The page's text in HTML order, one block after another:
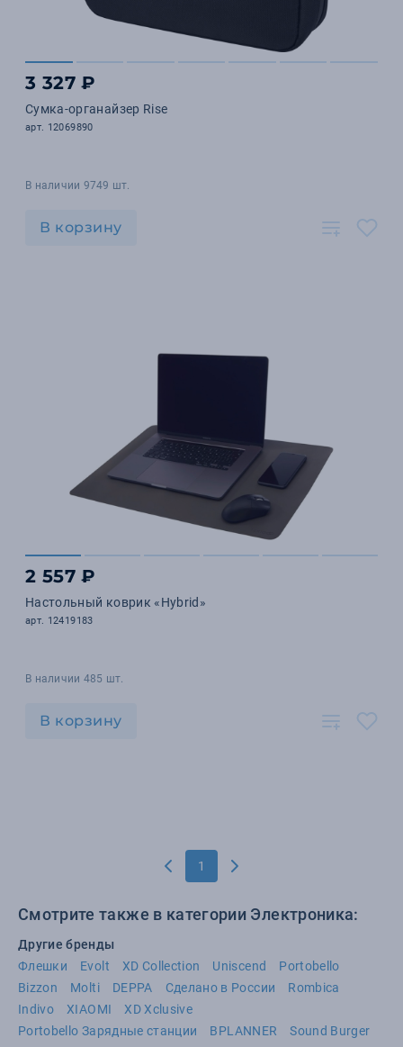
3 327 ₽
Сумка-органайзер Rise
арт. 12069890
В наличии 9749 шт.
В корзину
2 557 ₽
Настольный коврик «Hybrid»
арт. 12419183
В наличии 485 шт.
В корзину
1
Смотрите также в категории Электроника:
Другие бренды
Флешки
Evolt XD Collection Uniscend
Portobello
Bizzon
Molti DEPPA Сделано в России
Rombica
Indivo
XIAOMI
XD Xclusive
Portobello Зарядные станции
BPLANNER
Sound Burger